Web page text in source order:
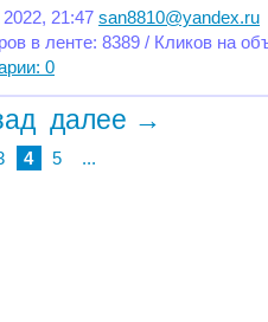
21:47 san8810@yandex.ru
в ленте: 8389 / Кликов на
0
далее →
4 5 ...